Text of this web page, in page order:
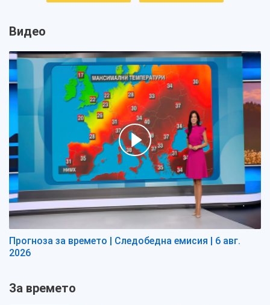
Видео
Прогноза за времето | Следобедна емисия | 6 авг.
2026
За времето